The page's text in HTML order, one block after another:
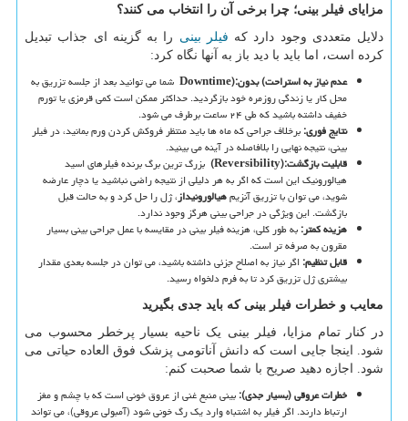
مزایای فیلر بینی؛ چرا برخی آن را انتخاب می کنند؟
دلایل متعددی وجود دارد که فیلر بینی را به گزینه ای جذاب تبدیل
کرده است، اما باید با دید باز به آنها نگاه کرد:
عدم نیاز به استراحت(بدونDowntime): شما می توانید بعد از جلسه تزریق به
محل کار یا زندگی روزمره خود بازگردید. حداکثر ممکن است کمی قرمزی یا تورم
خفیف داشته باشید که طی ۲۴ ساعت برطرف می شود.
نتایج فوری:برخلاف جراحی که ماه ها باید منتظر فروکش کردن ورم بمانید، در فیلر
بینی، نتیجه نهایی را بلافاصله در آینه می بینید.
قابلیت بازگشت(Reversibility): بزرگ ترین برگ برنده فیلرهای اسید
هیالورونیک این است که اگر به هر دلیلی از نتیجه راضی نباشید یا دچار عارضه
شوید، می توان با تزریق آنزیمهیالورونیداز، ژل را حل کرد و به حالت قبل
بازگشت. این ویژگی در جراحی بینی هرگز وجود ندارد.
هزینه کمتر:به طور کلی، هزینه فیلر بینی در مقایسه با عمل جراحی بینی بسیار
مقرون به صرفه تر است.
قابل تنظیم:اگر نیاز به اصلاح جزئی داشته باشید، می توان در جلسه بعدی مقدار
بیشتری ژل تزریق کرد تا به فرم دلخواه رسید.
معایب و خطرات فیلر بینی که باید جدی بگیرید
در کنار تمام مزایا، فیلر بینی یک ناحیه بسیار پرخطر محسوب می
شود. اینجا جایی است که دانش آناتومی پزشک فوق العاده حیاتی می
شود. اجازه دهید صریح با شما صحبت کنم:
خطرات عروقی (بسیار جدی):بینی منبع غنی از عروق خونی است که با چشم و مغز
ارتباط دارند. اگر فیلر به اشتباه وارد یک رگ خونی شود (آمبولی عروقی)، می تواند